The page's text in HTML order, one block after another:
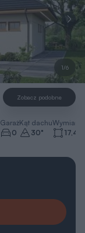
1/6
Zobacz podobne
Garaż
0
Kąt dachu
30°
Wymiary
17,4